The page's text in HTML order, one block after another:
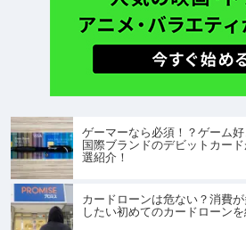
ゲーマーなら必須！？ゲーム
国際ブランドのデビットカー
選紹介！
カードローンは危ない？消費
したい初めてのカードローンを